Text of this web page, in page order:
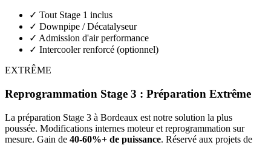
✓ Tout Stage 1 inclus
✓ Downpipe / Décatalyseur
✓ Admission d'air performance
✓ Intercooler renforcé (optionnel)
EXTRÊME
Reprogrammation Stage 3 : Préparation Extrême
La préparation Stage 3 à Bordeaux est notre solution la plus
poussée. Modifications internes moteur et reprogrammation sur
mesure. Gain de 40-60%+ de puissance. Réservé aux projets de